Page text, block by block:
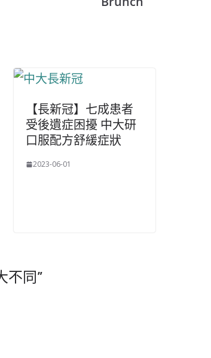
【長新冠】七成患者
受後遺症困擾 中大研
口服配方舒緩症狀
2023-06-01
不同”